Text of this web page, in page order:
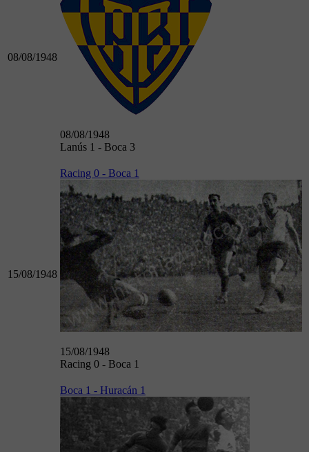
08/08/1948
08/08/1948
Lanús 1 - Boca 3
15/08/1948
Racing 0 - Boca 1
15/08/1948
Racing 0 - Boca 1
Boca 1 - Huracán 1